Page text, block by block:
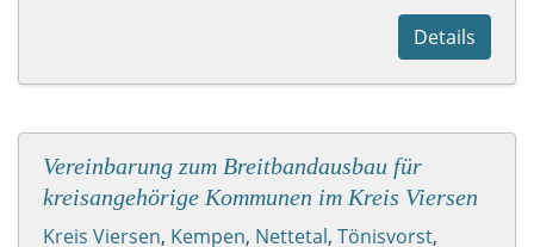
Details
Vereinbarung zum Breitbandausbau für
kreisangehörige Kommunen im Kreis Viersen
Kreis Viersen, Kempen, Nettetal, Tönisvorst,